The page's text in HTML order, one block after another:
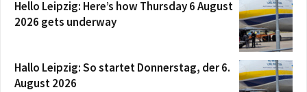
Hello Leipzig: Here’s how Thursday 6 August
2026 gets underway
Hallo Leipzig: So startet Donnerstag, der 6.
August 2026